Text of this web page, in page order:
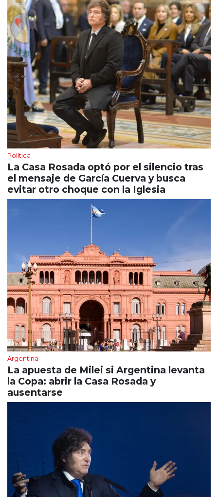
Política
La Casa Rosada optó por el silencio tras
el mensaje de García Cuerva y busca
evitar otro choque con la Iglesia
Argentina
La apuesta de Milei si Argentina levanta
la Copa: abrir la Casa Rosada y
ausentarse